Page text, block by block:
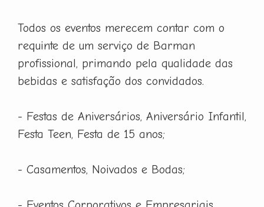
Todos os eventos merecem contar com o
requinte de um serviço de Barman
profissional, primando pela qualidade das
bebidas e satisfação dos convidados.
- Festas de Aniversários, Aniversário Infantil,
Festa Teen, Festa de 15 anos;
- Casamentos, Noivados e Bodas;